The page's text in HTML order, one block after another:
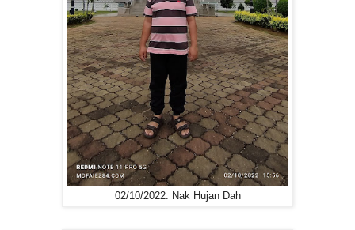
02/10/2022: Nak Hujan Dah